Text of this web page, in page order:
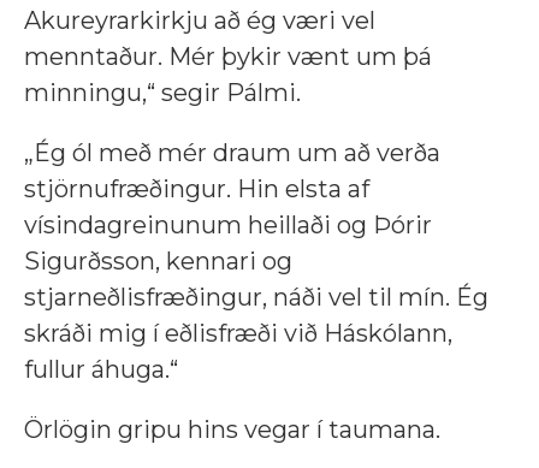
Akureyrarkirkju að ég væri vel
menntaður. Mér þykir vænt um þá
minningu,“ segir Pálmi.
„Ég ól með mér draum um að verða
stjörnufræðingur. Hin elsta af
vísindagreinunum heillaði og Þórir
Sigurðsson, kennari og
stjarneðlisfræðingur, náði vel til mín. Ég
skráði mig í eðlisfræði við Háskólann,
fullur áhuga.“
Örlögin gripu hins vegar í taumana.